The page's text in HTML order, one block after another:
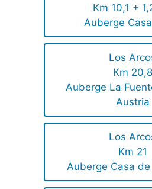
Km 10,1 +
Auberge
Los
Km 20,8
Auberge La
Austria
Los
Km 21
Auberge Casa